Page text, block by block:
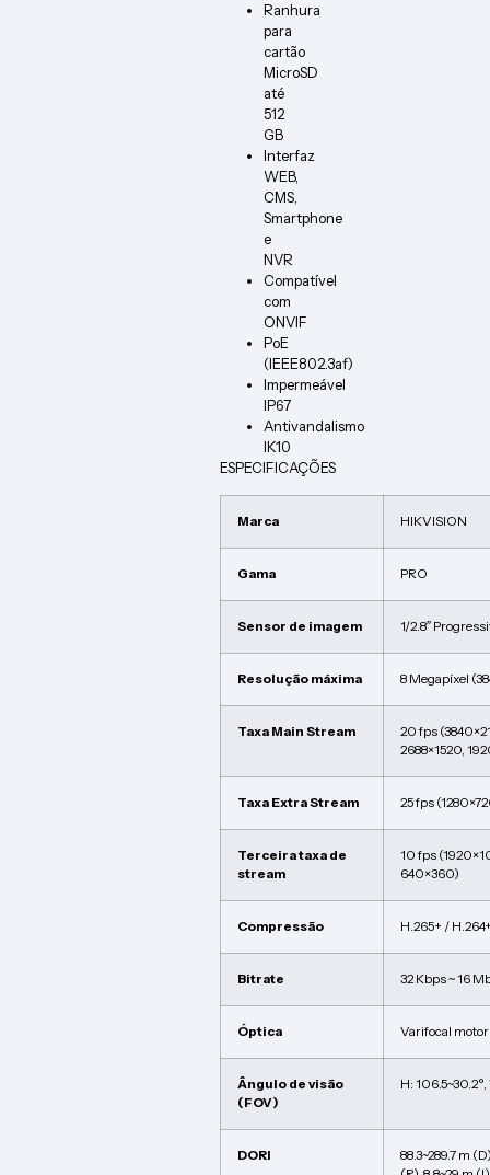
Ranhura
para
cartão
MicroSD
até
512
GB
Interfaz
WEB,
CMS,
Smartphone
e
NVR
Compatível
com
ONVIF
PoE
(IEEE802.3af)
Impermeável
IP67
Antivandalismo
IK10
ESPECIFICAÇÕES
Marca HIKVISION
Gama PRO
Sensor de imagem 1/2.8″
Resolução máxima 8 Megapíxel
Taxa Main Stream
20 fps
2688×1520,
Taxa Extra Stream 25 fps
Terceira taxa de
stream
10 fps
640×360)
Compressão H.265+ /
Bitrate 32 Kbps ~ 16
Óptica Varifocal
Ângulo de visão
(FOV)
H: 106.5~30.2°,
DORI
88.3~289.7 m